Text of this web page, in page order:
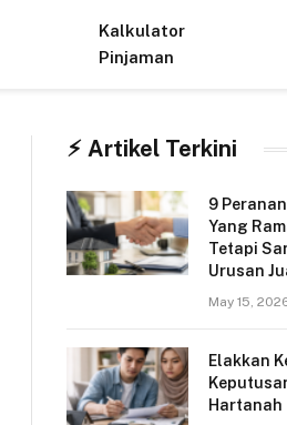
Kalkulator
Pinjaman
⚡︎ Artikel Terkini
9
Yang
Tetapi
Urusan
May 15,
Elakkan
Hartanah